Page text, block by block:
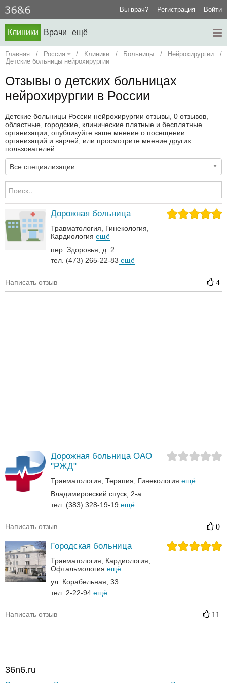
Вы врач? Регистрация Войти
Клиники Врачи ещё
Главная / Россия / Клиники / Больницы / Нейрохирургии
/
Детские больницы нейрохирургии
Отзывы о детских больницах
нейрохирургии в России
Детские больницы России нейрохирургии отзывы, 0 отзывов,
областные, городские, клинические платные и бесплатные
организации, опубликуйте ваше мнение о посещении
организаций и варчей, или просмотрите мнение других
пользователей.
Все специализации
Дорожная больница
Травматология
Гинекология
Кардиология ещё
пер. Здоровья, д. 2
тел. (473) 265-22-83 ещё
Написать отзыв 4
Дорожная больница ОАО
"РЖД"
Травматология Терапия Гинекология ещё
Владимировский спуск, 2-а
тел. (383) 328-19-19 ещё
Написать отзыв 0
Городская больница
Травматология
Кардиология
Офтальмология ещё
ул. Корабельная, 33
тел. 2-22-94 ещё
Написать отзыв 11
36n6.ru